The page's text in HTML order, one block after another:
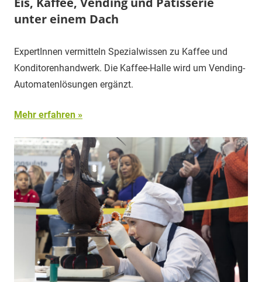
unter einem Dach
ExpertInnen vermitteln Spezialwissen zu Kaffee und
Konditorenhandwerk. Die Kaffee-Halle wird um Vending-
Automatenlösungen ergänzt.
Mehr erfahren